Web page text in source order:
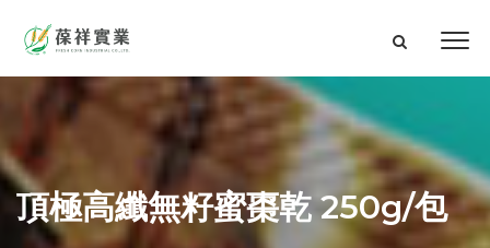
頂極高纖無籽蜜棗乾 250g/包